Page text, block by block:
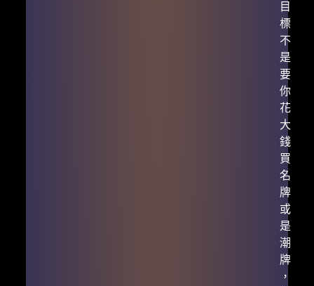
目
標
不
是
要
你
花
大
錢
買
名
牌
或
是
潮
牌
，